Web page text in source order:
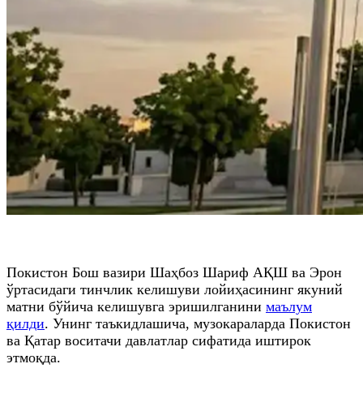
Покистон Бош вазири Шаҳбоз Шариф АҚШ ва Эрон
ўртасидаги тинчлик келишуви лойиҳасининг якуний
матни бўйича келишувга эришилганини маълум
қилди. Унинг таъкидлашича, музокараларда Покистон
ва Қатар воситачи давлатлар сифатида иштирок
этмоқда.